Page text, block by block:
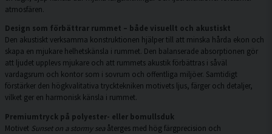
atmosfären.
Design som förbättrar rummet – både visuellt och akustiskt
Den akustiskt verksamma konstruktionen hjälper till att minska hårda ekon och
skapa en mjukare helhetskänsla i rummet. Den balanserade absorptionen gör
att ljudet upplevs mjukare och att rummets akustik förbättras i såväl
vardagsrum och kontor som i sovrum och offentliga miljöer. Samtidigt
förstärker den högkvalitativa trycktekniken motivets ljus, färger och detaljer,
vilket ger en harmonisk känsla i rummet.
Premiumtryck på polyester- eller bomullsduk
Motivet Sunset on a stormy sea återges med hög färgprecision och